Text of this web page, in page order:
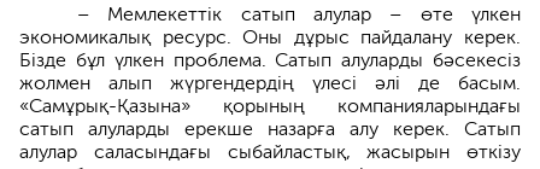
– Мемлекеттік сатып алулар – өте үлкен
экономикалық ресурс. Оны дұрыс пайдалану керек.
Бізде бұл үлкен проблема. Сатып алуларды бәсекесіз
жолмен алып жүргендердің үлесі әлі де басым.
«Самұрық-Қазына» қорының компанияларындағы
сатып алуларды ерекше назарға алу керек. Сатып
алулар саласындағы сыбайластық, жасырын өткізу